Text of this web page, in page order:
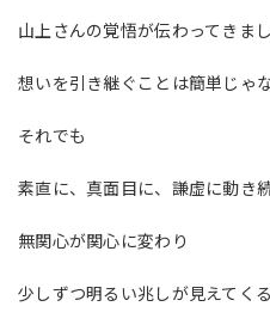
山上さんの覚悟が伝わってきまし
想いを引き継ぐことは簡単じゃ
それでも
素直に、真面目に、謙虚に動き
無関心が関心に変わり
少しずつ明るい兆しが見えてく